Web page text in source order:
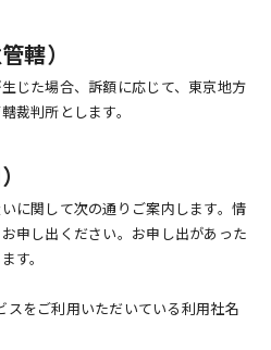
轄）
じた場合、訴額に応じて、東京地方
裁判所とします。
に関して次の通りご案内します。情
申し出ください。お申し出があった
す。
スをご利用いただいている利用社名